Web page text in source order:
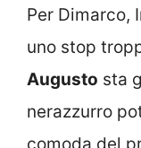
Per Dimarco,
uno stop
Augusto sta
nerazzurro